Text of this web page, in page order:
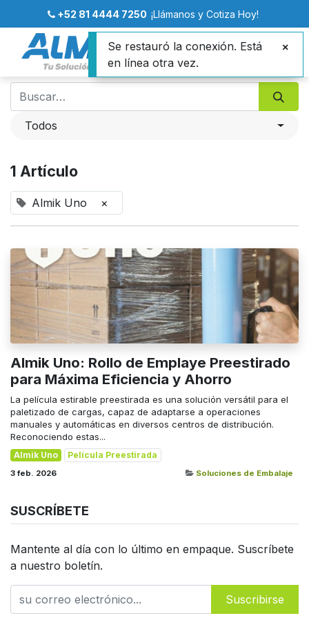
+52 81 4444 7250 ¡Llámanos y Cotiza Hoy!
Todos
1 Artículo
Almik Uno ×
Almik Uno: Rollo de Emplaye Preestirado
para Máxima Eficiencia y Ahorro
La película estirable preestirada es una solución versátil para el
paletizado de cargas, capaz de adaptarse a operaciones
manuales y automáticas en diversos centros de distribución.
Reconociendo estas...
Almik Uno Película Preestirada
3 feb. 2026 Soluciones de Embalaje
SUSCRÍBETE
Mantente al día con lo último en empaque. Suscríbete
a nuestro boletín.
Suscribirse
Se restauró la conexión. Está
en línea otra vez.